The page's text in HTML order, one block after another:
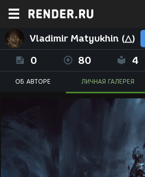
Vladimir Matyukhin (△)
0 80 4
ОБ АВТОРЕ ЛИЧНАЯ ГАЛЕРЕЯ